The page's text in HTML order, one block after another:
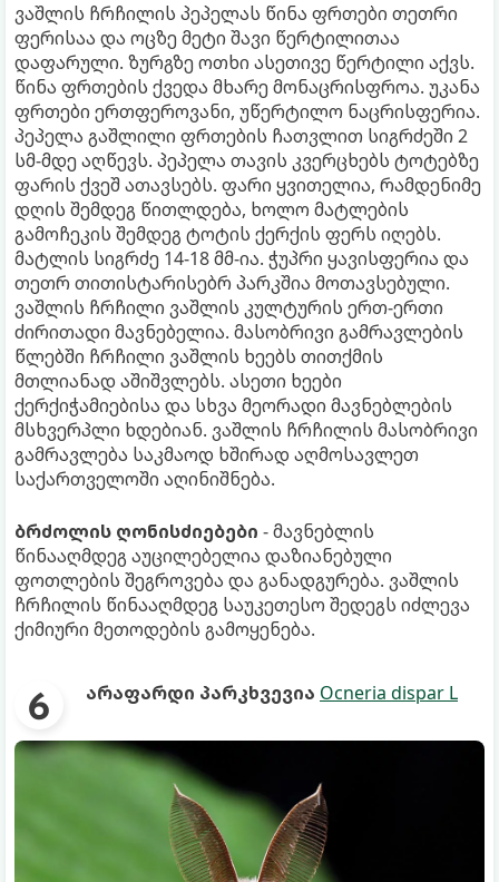
ვაშლის ჩრჩილის პეპელას წინა ფრთები თეთრი
ფერისაა და ოცზე მეტი შავი წერტილითაა
დაფარული. ზურგზე ოთხი ასეთივე წერტილი აქვს.
წინა ფრთების ქვედა მხარე მონაცრისფროა. უკანა
ფრთები ერთფეროვანი, უწერტილო ნაცრისფერია.
პეპელა გაშლილი ფრთების ჩათვლით სიგრძეში 2
სმ-მდე აღწევს. პეპელა თავის კვერცხებს ტოტებზე
ფარის ქვეშ ათავსებს. ფარი ყვითელია, რამდენიმე
დღის შემდეგ წითლდება, ხოლო მატლების
გამოჩეკის შემდეგ ტოტის ქერქის ფერს იღებს.
მატლის სიგრძე 14-18 მმ-ია. ჭუპრი ყავისფერია და
თეთრ თითისტარისებრ პარკშია მოთავსებული.
ვაშლის ჩრჩილი ვაშლის კულტურის ერთ-ერთი
ძირითადი მავნებელია. მასობრივი გამრავლების
წლებში ჩრჩილი ვაშლის ხეებს თითქმის
მთლიანად აშიშვლებს. ასეთი ხეები
ქერქიჭამიებისა და სხვა მეორადი მავნებლების
მსხვერპლი ხდებიან. ვაშლის ჩრჩილის მასობრივი
გამრავლება საკმაოდ ხშირად აღმოსავლეთ
საქართველოში აღინიშნება.
ბრძოლის ღონისძიებები - მავნებლის
წინააღმდეგ აუცილებელია დაზიანებული
ფოთლების შეგროვება და განადგურება. ვაშლის
ჩრჩილის წინააღმდეგ საუკეთესო შედეგს იძლევა
ქიმიური მეთოდების გამოყენება.
არაფარდი პარკხვევია Ocneria dispar L